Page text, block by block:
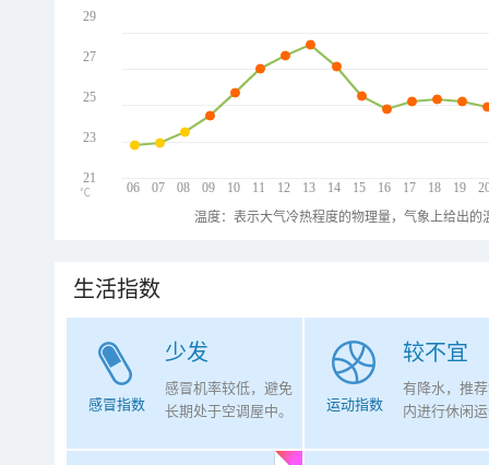
06 07 08 09 10 11 12 13 14 15 16 17 18 19
29
27
25
23
21
℃
温度：表示大气冷热程度的物理量，气象上给出
生活指数
少发
感冒指数
感冒机率较低，避免
长期处于空调屋中。
较不宜
运动指数
有降水，推
内进行休闲